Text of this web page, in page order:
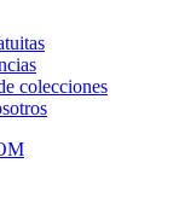
colecciones